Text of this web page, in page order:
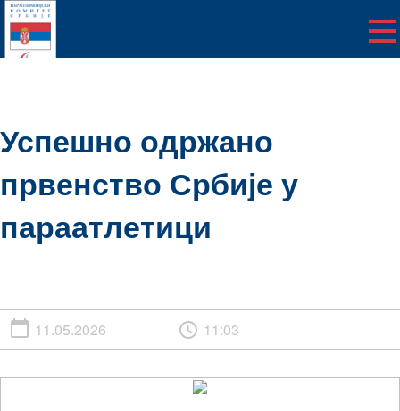
Успешно одржано
првенство Србије у
параатлетици
11.05.2026 11:03